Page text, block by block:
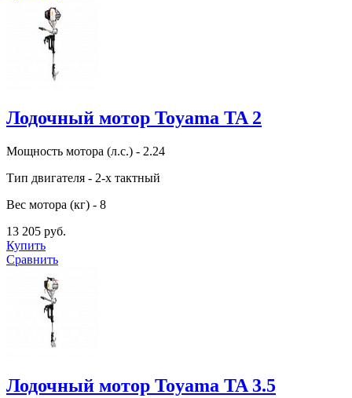
Лодочный мотор Toyama TA 2
Мощность мотора (л.с.) - 2.24
Тип двигателя - 2-х тактный
Вес мотора (кг) - 8
13 205 руб.
Купить
Сравнить
Лодочный мотор Toyama TA 3.5